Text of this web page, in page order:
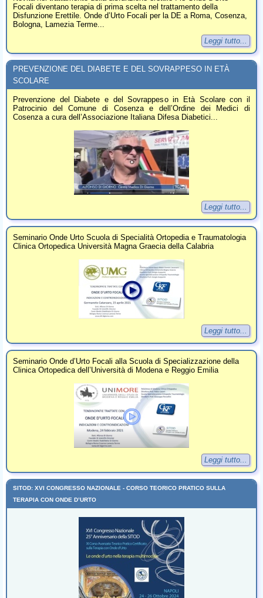
Focali diventano terapia di prima scelta nel trattamento della
Disfunzione Erettile. Onde d’Urto Focali per la DE a Roma, Cosenza,
Bologna, Lamezia Terme...
Leggi tutto...
PREVENZIONE DEL DIABETE E DEL SOVRAPPESO IN ETÀ
SCOLARE
Prevenzione del Diabete e del Sovrappeso in Età Scolare con il
Patrocinio del Comune di Cosenza e dell’Ordine dei Medici di
Cosenza a cura dell’Associazione Italiana Difesa Diabetici...
Leggi tutto...
Seminario Onde Urto Scuola di Specialità Ortopedia e Traumatologia
Clinica Ortopedica Università Magna Graecia della Calabria
Leggi tutto...
Seminario Onde d’Urto Focali alla Scuola di Specializzazione della
Clinica Ortopedica dell’Università di Modena e Reggio Emilia
Leggi tutto...
SITOD: XVI CONGRESSO NAZIONALE - CORSO TEORICO PRATICO SULLA
TERAPIA CON ONDE D’URTO